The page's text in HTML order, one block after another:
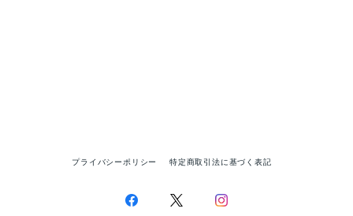
プライバシーポリシー 特定商取引法に基づく表記